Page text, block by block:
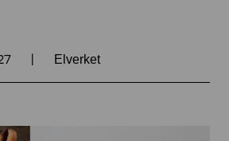
| Elverket